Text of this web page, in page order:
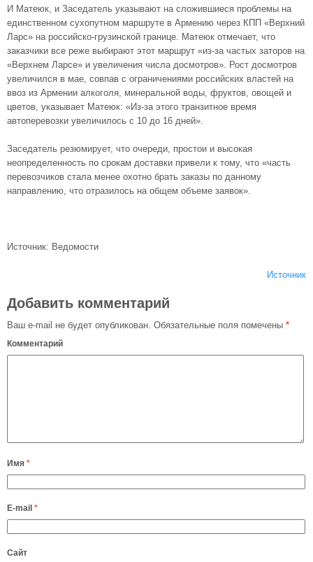
И Матеюк, и Заседатель указывают на сложившиеся проблемы на
единственном сухопутном маршруте в Армению через КПП «Верхний
Ларс» на российско-грузинской границе. Матеюк отмечает, что
заказчики все реже выбирают этот маршрут «из-за частых заторов на
«Верхнем Ларсе» и увеличения числа досмотров». Рост досмотров
увеличился в мае, совпав с ограничениями российских властей на
ввоз из Армении алкоголя, минеральной воды, фруктов, овощей и
цветов, указывает Матеюк: «Из-за этого транзитное время
автоперевозки увеличилось с 10 до 16 дней».
Заседатель резюмирует, что очереди, простои и высокая
неопределенность по срокам доставки привели к тому, что «часть
перевозчиков стала менее охотно брать заказы по данному
направлению, что отразилось на общем объеме заявок».
Источник: Ведомости
Источник
Добавить комментарий
Ваш e-mail не будет опубликован. Обязательные поля помечены *
Комментарий
Имя *
E-mail *
Сайт